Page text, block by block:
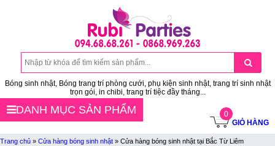
Bóng sinh nhật, Bóng trang trí phòng cưới, phụ kiện sinh nhật, trang trí sinh nhật
trọn gói, in chibi, trang trí tiệc đầy tháng...
0
GIỎ HÀNG
DANH MỤC SẢN PHẨM
Trang chủ » Cửa hàng bóng sinh nhật » Cửa hàng bóng sinh nhật tại Bắc Từ Liêm